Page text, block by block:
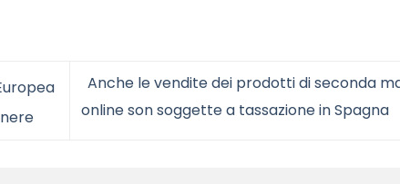
Anche le vendite dei prodotti di seconda
online son soggette a tassazione in Spagna